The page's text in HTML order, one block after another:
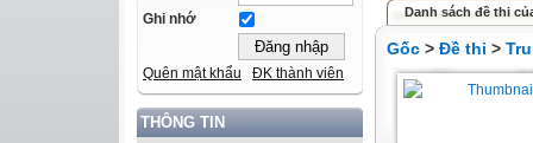
Ghi nhớ
Quên mật khẩu ĐK thành viên
THÔNG TIN
Danh sách đề thi
Gốc > Đề thi >